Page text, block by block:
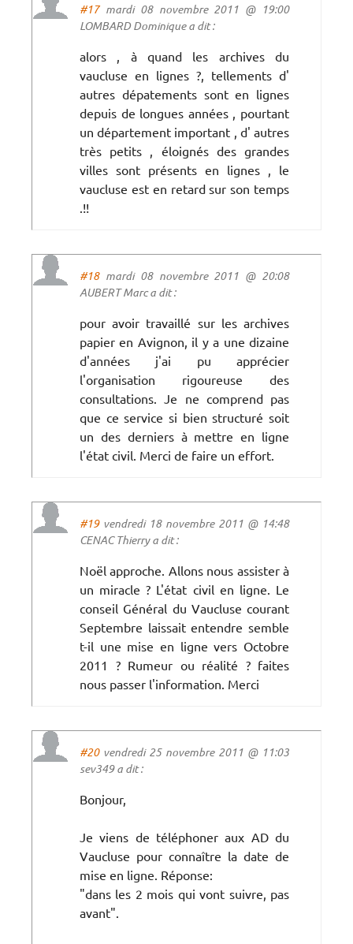
#17mardi 08 novembre 2011 @ 19:00
LOMBARD Dominique a dit :
alors , à quand les archives du
vaucluse en lignes ?, tellements d'
autres dépatements sont en lignes
depuis de longues années , pourtant
un département important , d' autres
très petits , éloignés des grandes
villes sont présents en lignes , le
vaucluse est en retard sur son temps
.!!
#18mardi 08 novembre 2011 @ 20:08
AUBERT Marc a dit :
pour avoir travaillé sur les archives
papier en Avignon, il y a une dizaine
d'années j'ai pu apprécier
l'organisation rigoureuse des
consultations. Je ne comprend pas
que ce service si bien structuré soit
un des derniers à mettre en ligne
l'état civil. Merci de faire un effort.
#19vendredi 18 novembre 2011 @ 14:48
CENAC Thierry a dit :
Noël approche. Allons nous assister à
un miracle ? L'état civil en ligne. Le
conseil Général du Vaucluse courant
Septembre laissait entendre semble
t-il une mise en ligne vers Octobre
2011 ? Rumeur ou réalité ? faites
nous passer l'information. Merci
#20vendredi 25 novembre 2011 @ 11:03
sev349 a dit :
Bonjour,
Je viens de téléphoner aux AD du
Vaucluse pour connaître la date de
mise en ligne. Réponse:
"dans les 2 mois qui vont suivre, pas
avant".